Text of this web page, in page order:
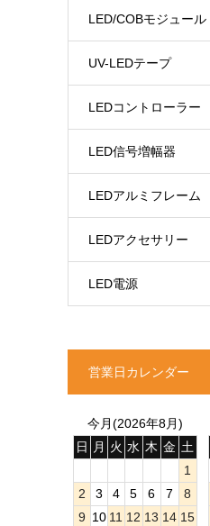
LED/COBモジュール
UV-LEDテープ
LEDコントローラー
LED信号増幅器
LEDアルミフレーム
LEDアクセサリー
LED電源
営業日カレンダー
今月(2026年8月)
日
月 火 水 木 金 土
1
2
3 4 5 6 7
8
9 10 11 12 13 14 15